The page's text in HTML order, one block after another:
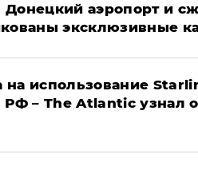
аэропорт и
эксклюзивные
использование
РФ – The Atlantic узнал